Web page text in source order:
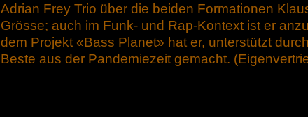
Adrian Frey Trio über die beiden Formationen
Grösse; auch im Funk- und Rap-Kontext ist er
dem Projekt «Bass Planet» hat er, unterstützt
Beste aus der Pandemiezeit gemacht.